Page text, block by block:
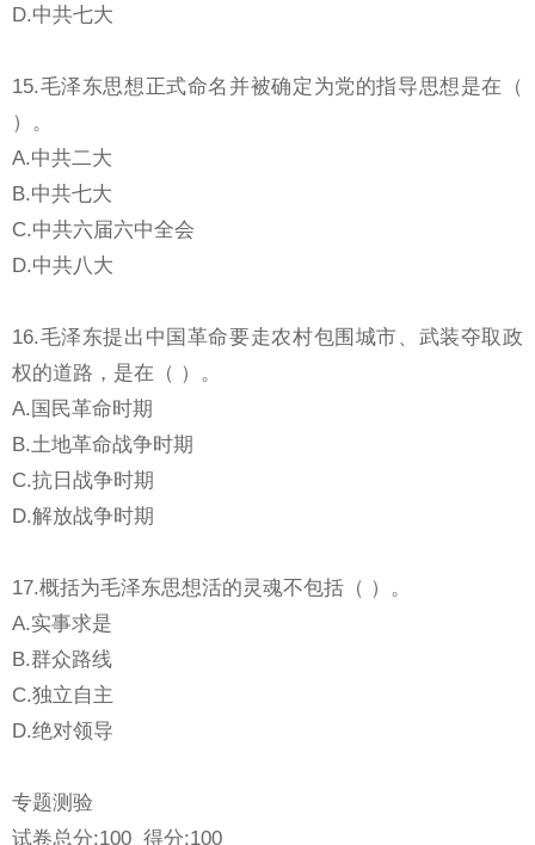
D.中共七大
15.毛泽东思想正式命名并被确定为党的指导思想是在（
）。
A.中共二大
B.中共七大
C.中共六届六中全会
D.中共八大
16.毛泽东提出中国革命要走农村包围城市、武装夺取政
权的道路，是在（ ）。
A.国民革命时期
B.土地革命战争时期
C.抗日战争时期
D.解放战争时期
17.概括为毛泽东思想活的灵魂不包括（ ）。
A.实事求是
B.群众路线
C.独立自主
D.绝对领导
专题测验
试卷总分:100 得分:100